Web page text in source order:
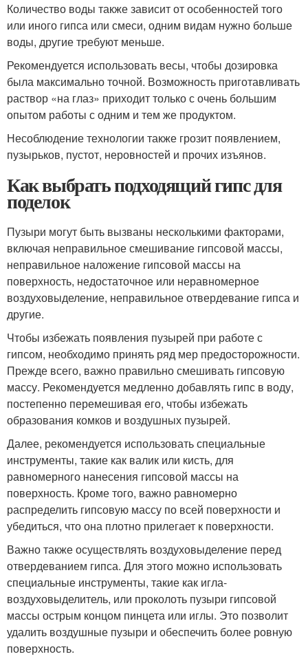
Количество воды также зависит от особенностей того
или иного гипса или смеси, одним видам нужно больше
воды, другие требуют меньше.
Рекомендуется использовать весы, чтобы дозировка
была максимально точной. Возможность приготавливать
раствор «на глаз» приходит только с очень большим
опытом работы с одним и тем же продуктом.
Несоблюдение технологии также грозит появлением,
пузырьков, пустот, неровностей и прочих изъянов.
Как выбрать подходящий гипс для
поделок
Пузыри могут быть вызваны несколькими факторами,
включая неправильное смешивание гипсовой массы,
неправильное наложение гипсовой массы на
поверхность, недостаточное или неравномерное
воздуховыделение, неправильное отвердевание гипса и
другие.
Чтобы избежать появления пузырей при работе с
гипсом, необходимо принять ряд мер предосторожности.
Прежде всего, важно правильно смешивать гипсовую
массу. Рекомендуется медленно добавлять гипс в воду,
постепенно перемешивая его, чтобы избежать
образования комков и воздушных пузырей.
Далее, рекомендуется использовать специальные
инструменты, такие как валик или кисть, для
равномерного нанесения гипсовой массы на
поверхность. Кроме того, важно равномерно
распределить гипсовую массу по всей поверхности и
убедиться, что она плотно прилегает к поверхности.
Важно также осуществлять воздуховыделение перед
отвердеванием гипса. Для этого можно использовать
специальные инструменты, такие как игла-
воздуховыделитель, или проколоть пузыри гипсовой
массы острым концом пинцета или иглы. Это позволит
удалить воздушные пузыри и обеспечить более ровную
поверхность.